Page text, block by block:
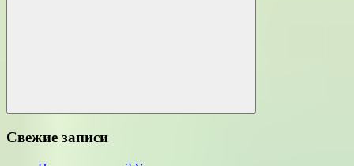
Поиск
Свежие записи